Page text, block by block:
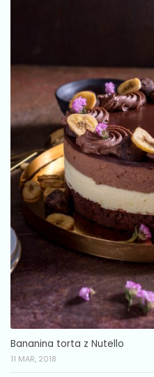
Bananina torta z Nutello
11 MAR, 2018